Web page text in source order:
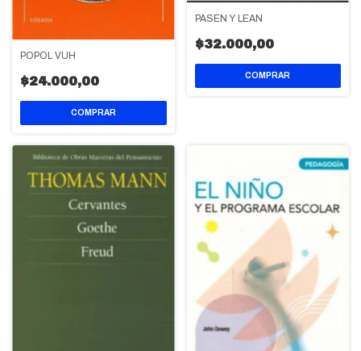
POPOL VUH
$24.000,00
PASEN Y LEAN
$32.000,00